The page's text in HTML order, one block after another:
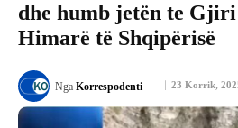
dhe humb jetën te
Himarë të Shqipërisë
23 Korrik,
Nga Korrespodenti